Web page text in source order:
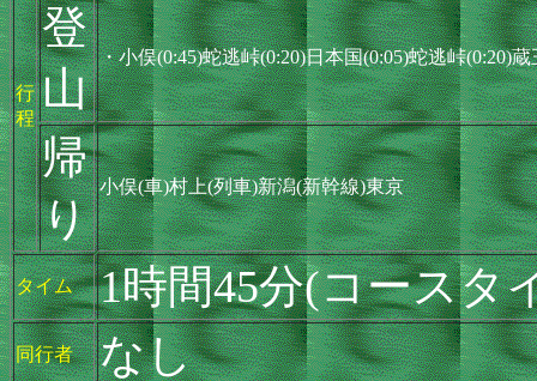
行
程
登
山
・小俣(0:45)蛇逃峠(0:20)日本国(0:05)蛇逃峠(0:20)
帰
り
小俣(車)村上(列車)新潟(新幹線)東京
タイム 1時間45分(コースタ
同行者 なし